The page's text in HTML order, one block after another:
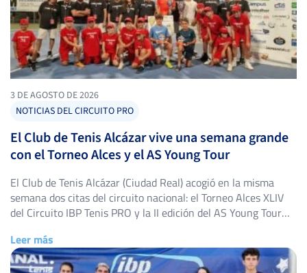
3 DE AGOSTO DE 2026
NOTICIAS DEL CIRCUITO PRO
El Club de Tenis Alcázar vive una semana grande
con el Torneo Alces y el AS Young Tour
El Club de Tenis Alcázar (Ciudad Real) acogió en la misma
semana dos citas del circuito nacional: el Torneo Alces XLIV
del Circuito IBP Tenis PRO y la II edición del AS Young Tour
cuadros. Torneo Alces XLIV: título para Alejandro López
Escribano El Torneo Alces […]
Leer más